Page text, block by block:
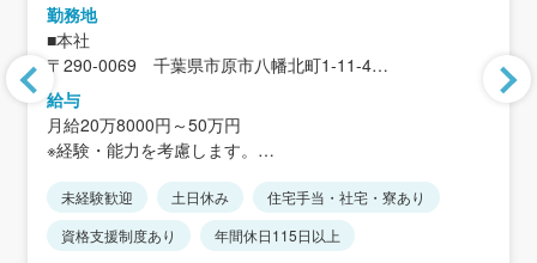
勤務地
■本社
〒290-0069 千葉県市原市八幡北町1-11-4
＜アクセス＞
JR内房線「八幡宿駅」徒歩10分
※マイカー通勤可・無料駐車場あり
※現場は千葉県全域・東京都全域
※直行直帰可
※希望者は東京都品川区の事業所での就業も可能
※転勤なし。万が一の場合も五反田事務所
給与
月給20万8000円～50万円
※経験・能力を考慮します。
※固定残業代なし。残業代は別途支給。
＜モデル年収＞
未経験歓迎 土日休み
住宅手当・社宅・寮あり
資格支援制度あり
年間休日115日以上